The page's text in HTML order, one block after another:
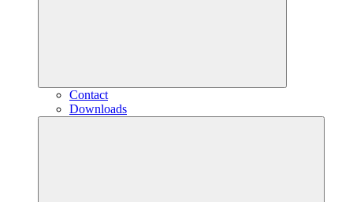
Contact
Downloads